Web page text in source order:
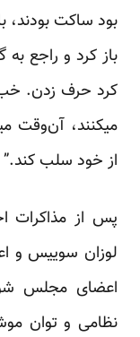
بود ساکت بودند،
باز کرد و راجع
کرد حرف زدن. خب
میکنند، آن‌وقت
از خود سلب کند.”
لوزان سوییس و
اعضای مجلس
نظامی و توان